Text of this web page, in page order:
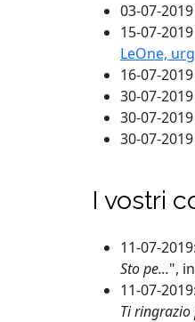
03-07-
15-07-
LeOne,
16-07-
30-07-
30-07-
30-07-
I vostri
11-07-
Sto pe...", in
11-07-
Ti